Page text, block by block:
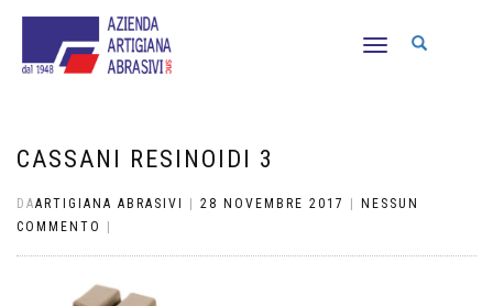
NAVIGAZIONE
CASSANI RESINOIDI 3
DAARTIGIANA ABRASIVI 28 NOVEMBRE 2017
NESSUN
COMMENTO